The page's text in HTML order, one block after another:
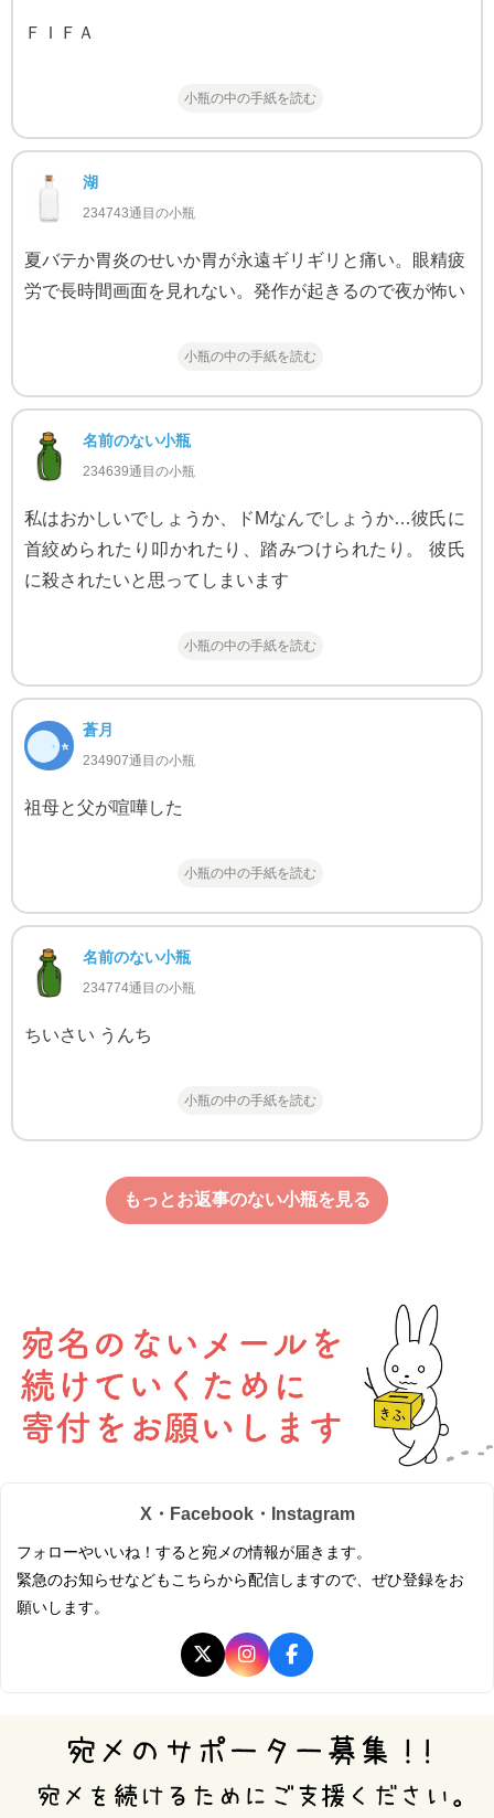
ＦＩＦＡ
小瓶の中の手紙を読む
湖
234743通目の小瓶
夏バテか胃炎のせいか胃が永遠ギリギリと痛い。眼精疲
労で長時間画面を見れない。発作が起きるので夜が怖い
小瓶の中の手紙を読む
名前のない小瓶
234639通目の小瓶
私はおかしいでしょうか、ドMなんでしょうか…彼氏に
首絞められたり叩かれたり、踏みつけられたり。 彼氏
に殺されたいと思ってしまいます
小瓶の中の手紙を読む
蒼月
234907通目の小瓶
祖母と父が喧嘩した
小瓶の中の手紙を読む
名前のない小瓶
234774通目の小瓶
ちいさい うんち
小瓶の中の手紙を読む
もっとお返事のない小瓶を見る
X・Facebook・Instagram
フォローやいいね！すると宛メの情報が届きます。
緊急のお知らせなどもこちらから配信しますので、ぜひ登録をお
願いします。